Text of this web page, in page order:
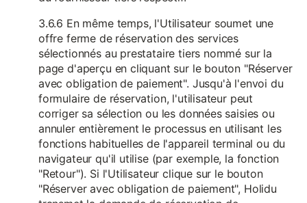
3.6.6 En même temps, l'Utilisateur soumet une
offre ferme de réservation des services
sélectionnés au prestataire tiers nommé sur la
page d'aperçu en cliquant sur le bouton "Réserver
avec obligation de paiement". Jusqu'à l'envoi du
formulaire de réservation, l'utilisateur peut
corriger sa sélection ou les données saisies ou
annuler entièrement le processus en utilisant les
fonctions habituelles de l'appareil terminal ou du
navigateur qu'il utilise (par exemple, la fonction
"Retour"). Si l'Utilisateur clique sur le bouton
"Réserver avec obligation de paiement", Holidu